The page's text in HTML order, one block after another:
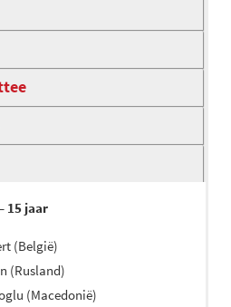
15 jaar
(België)
(Rusland)
(Macedonië)